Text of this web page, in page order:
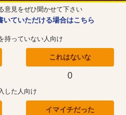
意見をぜひ聞かせて下さい
いていただける場合はこちら
持っていない人向け
これはないな
0
した人向け
イマイチだった